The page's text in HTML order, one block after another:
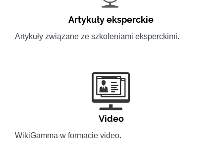
Artykuły eksperckie
Artykuły związane ze szkoleniami eksperckimi.
Video
WikiGamma w formacie video.